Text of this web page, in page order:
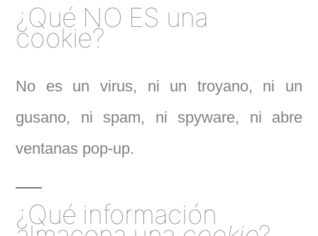
¿Qué NO ES una
cookie?
No es un virus, ni un troyano, ni un
gusano, ni spam, ni spyware, ni abre
ventanas pop-up.
¿Qué información